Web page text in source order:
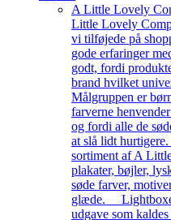
A Little Lovely
Little Lovely
vi tilføjede på
gode erfaringer
godt, fordi
brand hvilket
Målgruppen er
farverne
og fordi alle de
at slå lidt
sortiment af A
plakater, bøjler,
søde farver,
glæde.
udgave som